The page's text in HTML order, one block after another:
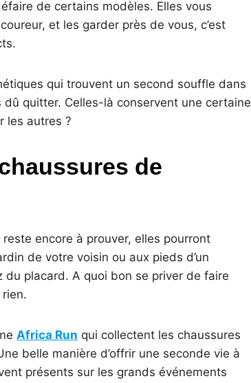
de certains modèles. Elles vous
et les garder près de vous, c’est
qui trouvent un second souffle dans
dû quitter. Celles-là conservent une certaine
les autres ?
de
encore à prouver, elles pourront
de votre voisin ou aux pieds d’un
du placard. A quoi bon se priver de faire
Africa Run qui collectent les chaussures
belle manière d’offrir une seconde vie à
présents sur les grands événements